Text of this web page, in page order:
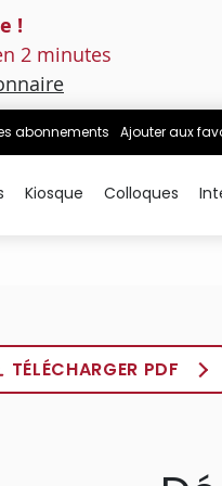
!
2 minutes
abonnements Ajouter aux
Kiosque Colloques
TÉLÉCHARGER PDF